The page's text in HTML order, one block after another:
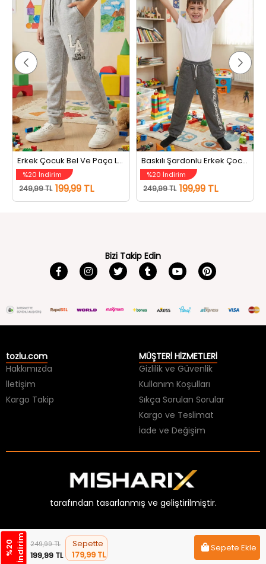
%
2
0
İ
n
d
i
r
i m 249,99 TL
199,99 TL
Sepette
179,99 TL
Sepete Ekle
Erkek Çocuk Bel Ve Paça Lastikli Baskılı Üç İplik Şardonlu Eşofman Altı Gri
%20 İndirim
249,99 TL 199,99 TL
Baskılı Şardonlu Erkek Çocuk Eşofman Altı Koyugri
%20 İndirim
249,99 TL 199,99 TL
Bizi Takip Edin
tozlu.com
Hakkımızda
İletişim
Kargo Takip
MÜŞTERİ HİZMETLERİ
Gizlilik ve Güvenlik
Kullanım Koşulları
Sıkça Sorulan Sorular
Kargo ve Teslimat
İade ve Değişim
tarafından tasarlanmış ve geliştirilmiştir.